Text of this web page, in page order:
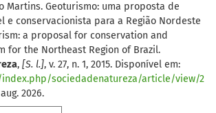
Martins. Geoturismo: uma proposta de
e conservacionista para a Região Nordeste
a proposal for conservation and
for the Northeast Region of Brazil.
, [S. l.], v. 27, n. 1, 2015. Disponível em:
sociedadenatureza/article/view/2
2026.